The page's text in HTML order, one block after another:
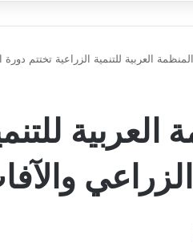
المنظمة العربية للتنمية الزراعية تختتم
العربية